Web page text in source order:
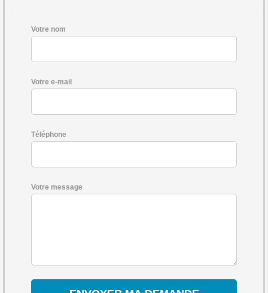
Votre nom
Votre e-mail
Téléphone
Votre message